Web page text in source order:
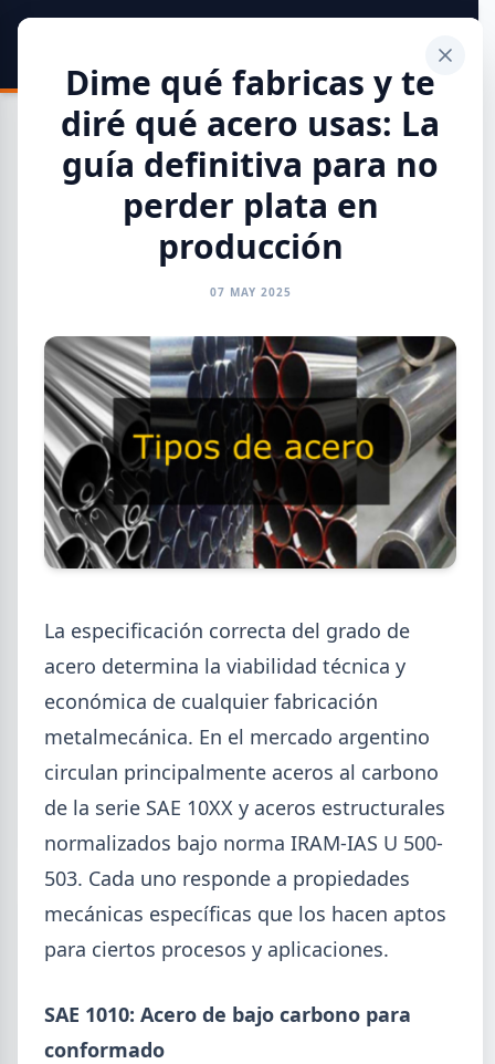
Toda la Información
INFORMES CAMARAS
GENERAL 2026-08-07
Cheques rechazados en alza: la
cadena de pagos metalúrgica
muestra signos de estrés
en casi seis años. El caso Metalfor expone la tensión
que crece en la cadena de pagos metalúrgica.
Dime qué fabricas y te
diré qué acero usas: La
guía definitiva para no
perder plata en
producción
07 MAY 2025
La especificación correcta del grado de
acero determina la viabilidad técnica y
económica de cualquier fabricación
metalmecánica. En el mercado argentino
circulan principalmente aceros al carbono
de la serie SAE 10XX y aceros estructurales
normalizados bajo norma IRAM-IAS U 500-
503. Cada uno responde a propiedades
mecánicas específicas que los hacen aptos
para ciertos procesos y aplicaciones.
SAE 1010: Acero de bajo carbono para
conformado